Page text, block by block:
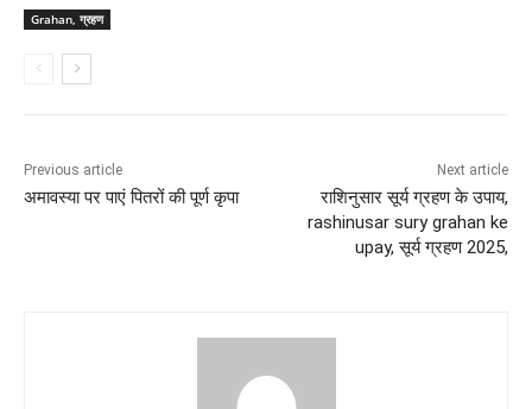
Grahan, ग्रहण
Previous article
अमावस्या पर पाएं पितरों की पूर्ण कृपा
Next article
राशिनुसार सूर्य ग्रहण के उपाय,
rashinusar sury grahan ke
upay, सूर्य ग्रहण 2025,